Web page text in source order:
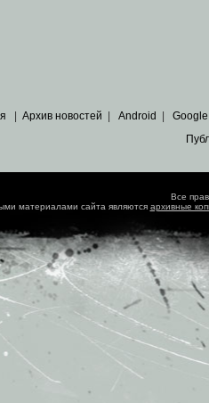
Архив новостей Android Google
Все
материалами сайта являются архивные